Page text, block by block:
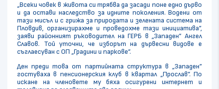
„Всеки човек в живота си трябва да засади поне едно дърво
и да остави наследство за идните поколения. Водени от
тази мисъл и с грижа за природата и зелената система на
Пловдив, организирахме и проведохме тази инициатива”,
заяви районният ръководител на ГЕРБ в „Западен” Ангел
Славов. Той уточни, че изборът на дървесни видове е
съглаесуван с ОП „Градини и паркове”.
Ден преди това от партийната структура в „Западен”
гостуваха в пенсионерския клуб в квартал „Прослав”. По
искане на членовете му бяха осигурени интернет и